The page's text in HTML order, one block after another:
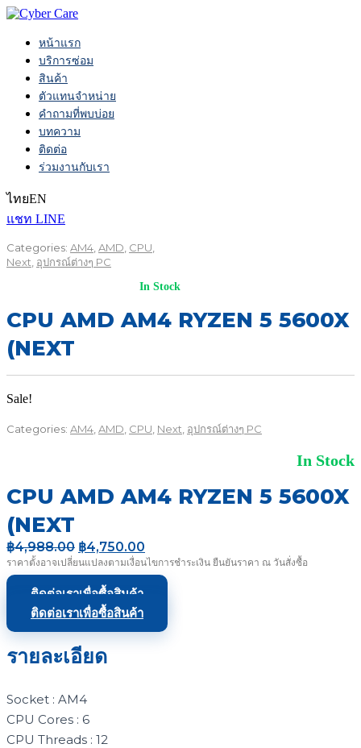
หน้าแรก
บริการซ่อม
สินค้า
ตัวแทนจำหน่าย
คำถามที่พบบ่อย
บทความ
ติดต่อ
ร่วมงานกับเรา
ไทยEN
แชท LINE
Categories: AM4 AMD CPU
Next อุปกรณ์ต่างๆ PC
In Stock
CPU AMD AM4 RYZEN 5 5600X
(NEXT
Sale!
Categories: AM4,AMD, CPU, Next, อุปกรณ์ต่างๆ PC
In Stock
CPU AMD AM4 RYZEN 5 5600X
(NEXT
฿4,988.00 Original
price
was:
฿4,988.00.
฿4,750.00
price
is:
ราคาตั้งอาจเปลี่ยนแปลงตามเงื่อนไขการชำระเงิน ยืนยันราคา ณ วันสั่งซื้อ
ติดต่อเราเพื่อซื้อสินค้า
ติดต่อเราเพื่อซื้อสินค้า
รายละเอียด
Socket : AM4
CPU Cores : 6
CPU Threads : 12